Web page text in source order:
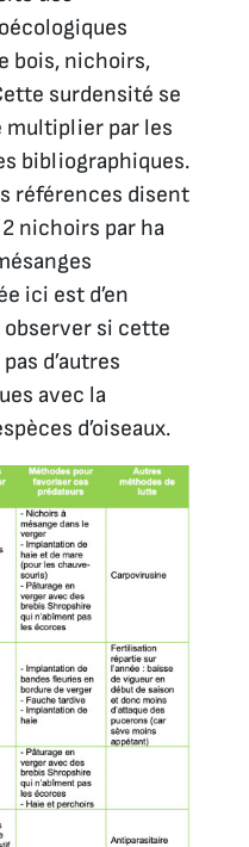
bois, nichoirs,
surdensité se
multiplier par les
bibliographiques.
références disent
nichoirs par ha
ici est d’en
observer si cette
d’autres
avec la
d’oiseaux.